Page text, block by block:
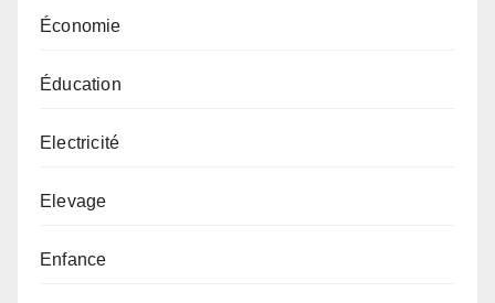
Économie
Éducation
Electricité
Elevage
Enfance